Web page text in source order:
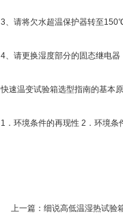
3、请将欠水超温保护器转至
4、请更换湿度部分的固态继电
快速温变试验箱选型指南的基本
1．环境条件的再现性 2．环境
上一篇： 细说高低温湿热试验